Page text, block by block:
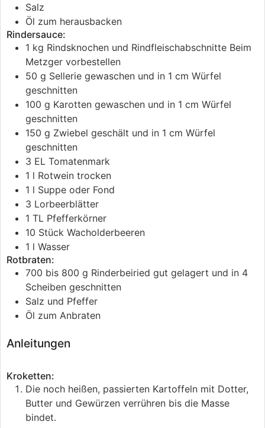
Salz
Öl zum herausbacken
Rindersauce:
1 kg Rindsknochen und Rindfleischabschnitte Beim
Metzger vorbestellen
50 g Sellerie gewaschen und in 1 cm Würfel
geschnitten
100 g Karotten gewaschen und in 1 cm Würfel
geschnitten
150 g Zwiebel geschält und in 1 cm Würfel
geschnitten
3 EL Tomatenmark
1 l Rotwein trocken
1 l Suppe oder Fond
3 Lorbeerblätter
1 TL Pfefferkörner
10 Stück Wacholderbeeren
1 l Wasser
Rotbraten:
700 bis 800 g Rinderbeiried gut gelagert und in 4
Scheiben geschnitten
Salz und Pfeffer
Öl zum Anbraten
Anleitungen
Kroketten:
Die noch heißen, passierten Kartoffeln mit Dotter,
Butter und Gewürzen verrühren bis die Masse
bindet.